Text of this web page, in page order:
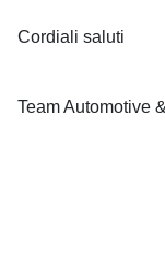
Cordiali saluti
Team Automotive